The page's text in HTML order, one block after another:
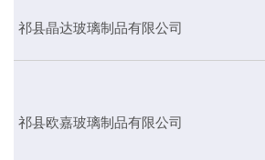
祁县晶达玻璃制品有限公司
祁县欧嘉玻璃制品有限公司